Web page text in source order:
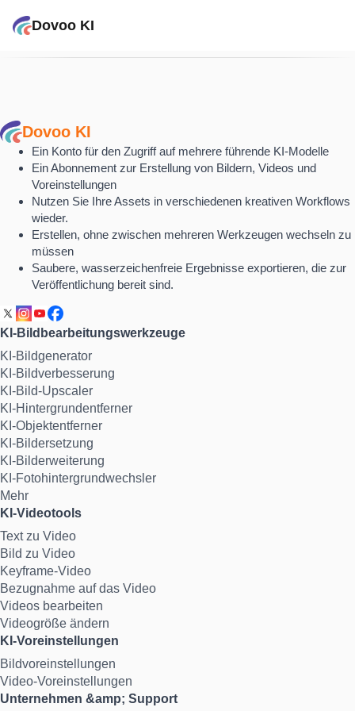
Dovoo KI
Dovoo KI
Ein Konto für den Zugriff auf mehrere führende KI-Modelle
Ein Abonnement zur Erstellung von Bildern, Videos und
Voreinstellungen
Nutzen Sie Ihre Assets in verschiedenen kreativen Workflows
wieder.
Erstellen, ohne zwischen mehreren Werkzeugen wechseln zu
müssen
Saubere, wasserzeichenfreie Ergebnisse exportieren, die zur
Veröffentlichung bereit sind.
KI-Bildbearbeitungswerkzeuge
KI-Bildgenerator
KI-Bildverbesserung
KI-Bild-Upscaler
KI-Hintergrundentferner
KI-Objektentferner
KI-Bildersetzung
KI-Bilderweiterung
KI-Fotohintergrundwechsler
Mehr
KI-Videotools
Text zu Video
Bild zu Video
Keyframe-Video
Bezugnahme auf das Video
Videos bearbeiten
Videogröße ändern
KI-Voreinstellungen
Bildvoreinstellungen
Video-Voreinstellungen
Unternehmen &amp; Support